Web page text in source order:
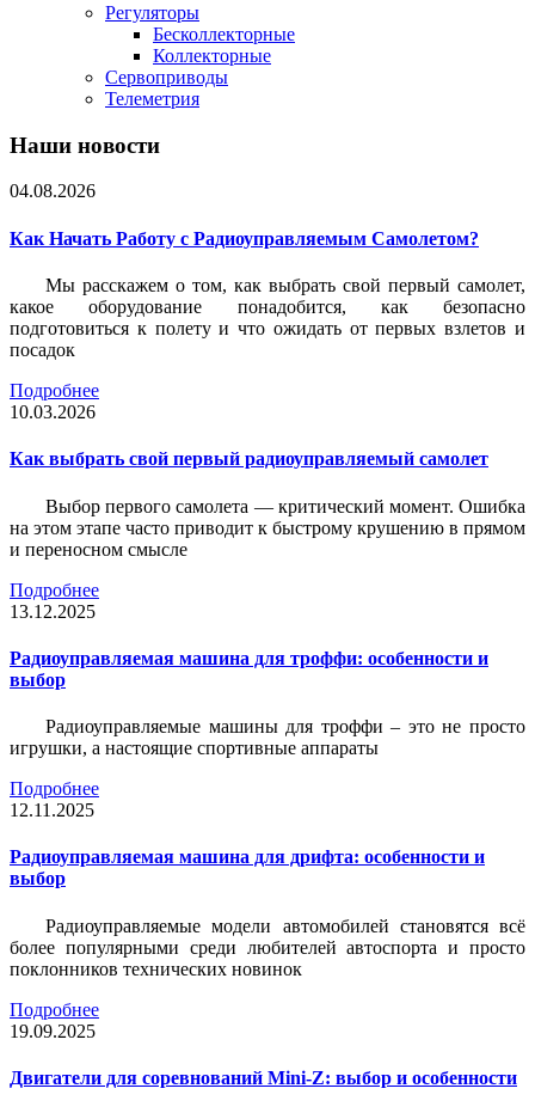
Регуляторы
Бесколлекторные
Коллекторные
Сервоприводы
Телеметрия
Наши новости
04.08.2026
Как Начать Работу с Радиоуправляемым Самолетом?
Мы расскажем о том, как выбрать свой первый самолет,
какое оборудование понадобится, как безопасно
подготовиться к полету и что ожидать от первых взлетов и
посадок
Подробнее
10.03.2026
Как выбрать свой первый радиоуправляемый самолет
Выбор первого самолета — критический момент. Ошибка
на этом этапе часто приводит к быстрому крушению в прямом
и переносном смысле
Подробнее
13.12.2025
Радиоуправляемая машина для троффи: особенности и
выбор
Радиоуправляемые машины для троффи – это не просто
игрушки, а настоящие спортивные аппараты
Подробнее
12.11.2025
Радиоуправляемая машина для дрифта: особенности и
выбор
Радиоуправляемые модели автомобилей становятся всё
более популярными среди любителей автоспорта и просто
поклонников технических новинок
Подробнее
19.09.2025
Двигатели для соревнований Mini-Z: выбор и особенности